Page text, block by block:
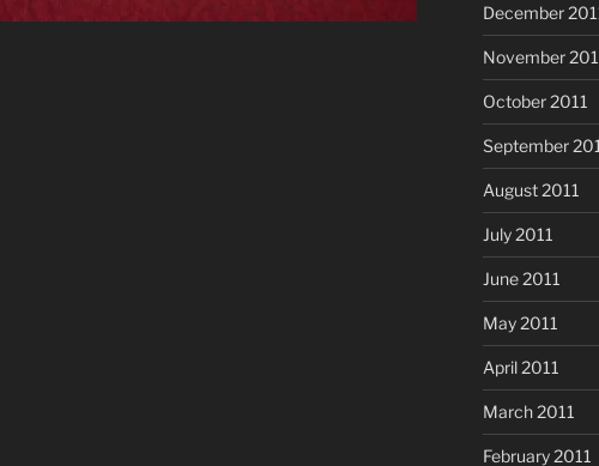
December
November
October 2011
September
August 2011
July 2011
June 2011
May 2011
April 2011
March 2011
February 2011